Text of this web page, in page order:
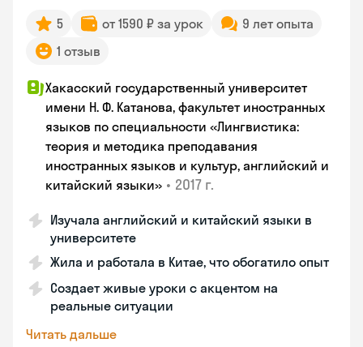
5 от 1590 ₽ за урок
9 лет опыта
1 отзыв
Хакасский государственный университет
имени Н. Ф. Катанова, факультет иностранных
языков по специальности «Лингвистика:
теория и методика преподавания
иностранных языков и культур, английский и
китайский языки» • 2017 г.
Изучала английский и китайский языки в
университете
Жила и работала в Китае, что обогатило опыт
Создает живые уроки с акцентом на
реальные ситуации
Читать дальше